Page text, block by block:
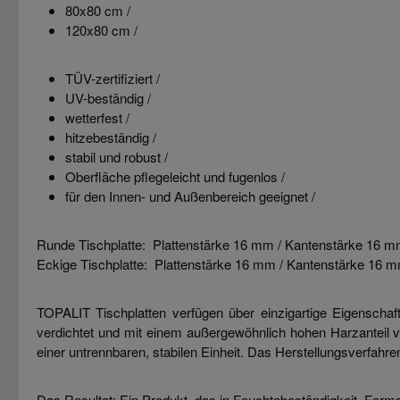
80x80 cm /
120x80 cm /
TÜV-zertifiziert /
UV-beständig /
wetterfest /
hitzebeständig /
stabil und robust /
Oberfläche pflegeleicht und fugenlos /
für den Innen- und Außenbereich geeignet /
Runde Tischplatte: Plattenstärke 16 mm / Kantenstärke 16
Eckige Tischplatte: Plattenstärke 16 mm / Kantenstärke 16
TOPALIT Tischplatten verfügen über einzigartige
verdichtet und mit einem außergewöhnlich hohen
einer untrennbaren, stabilen Einheit. Das